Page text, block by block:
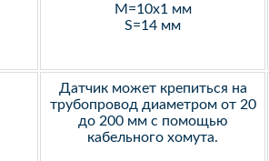
M=10х1 мм
S=14 мм
Датчик может крепиться на
трубопровод диаметром от 20
до 200 мм с помощью
кабельного хомута.